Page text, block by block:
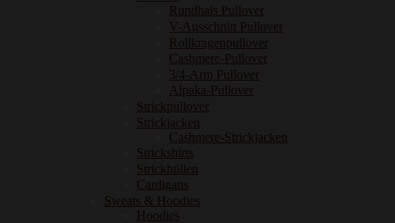
Rundhals Pullover
V-Ausschnitt Pullover
Rollkragenpullover
Cashmere-Pullover
3/4-Arm Pullover
Alpaka-Pullover
Strickpullover
Strickjacken
Cashmere-Strickjacken
Strickshirts
Strickhüllen
Cardigans
Sweats & Hoodies
Hoodies